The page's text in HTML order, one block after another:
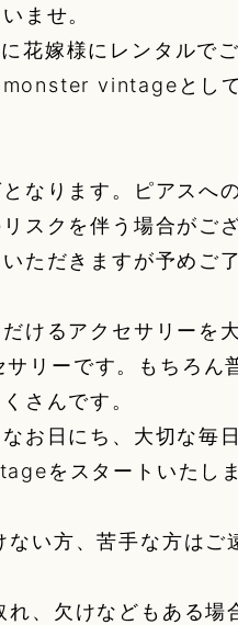
ませ。
嫁様にレンタルで
vintageとし
なります。ピアスへ
スクを伴う場合がご
ただきますが予めご
けるアクセサリーを
リーです。もちろん
さんです。
お日にち、大切な毎
をスタートいたし
い方、苦手な方はご
、欠けなどもある場